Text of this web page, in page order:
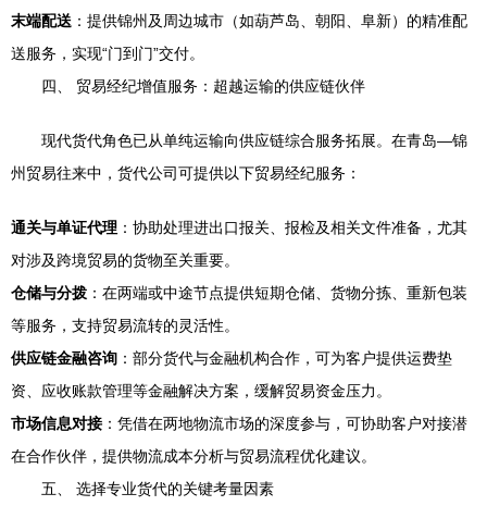
末端配送 ：提供锦州及周边城市（如葫芦岛、朝阳、阜新）的精准配
送服务，实现“门到门”交付。
四、 贸易经纪增值服务：超越运输的供应链伙伴
现代货代角色已从单纯运输向供应链综合服务拓展。在青岛—锦
州贸易往来中，货代公司可提供以下贸易经纪服务：
通关与单证代理 ：协助处理进出口报关、报检及相关文件准备，尤其
对涉及跨境贸易的货物至关重要。
仓储与分拨 ：在两端或中途节点提供短期仓储、货物分拣、重新包装
等服务，支持贸易流转的灵活性。
供应链金融咨询 ：部分货代与金融机构合作，可为客户提供运费垫
资、应收账款管理等金融解决方案，缓解贸易资金压力。
市场信息对接 ：凭借在两地物流市场的深度参与，可协助客户对接潜
在合作伙伴，提供物流成本分析与贸易流程优化建议。
五、 选择专业货代的关键考量因素